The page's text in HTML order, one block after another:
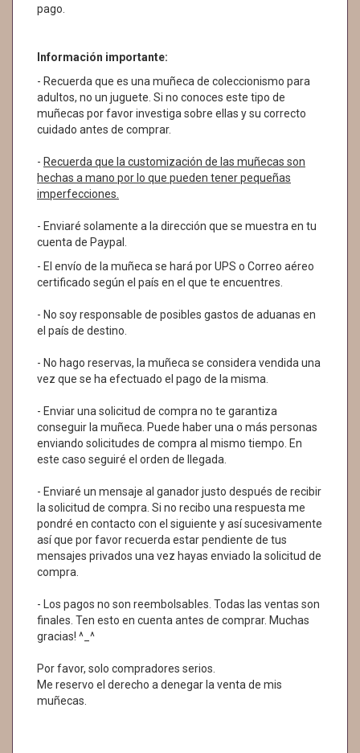
pago.
Información importante:
- Recuerda que es una muñeca de coleccionismo para
adultos, no un juguete. Si no conoces este tipo de
muñecas por favor investiga sobre ellas y su correcto
cuidado antes de comprar.
- Recuerda que la customización de las muñecas son
hechas a mano por lo que pueden tener pequeñas
imperfecciones.
- Enviaré solamente a la dirección que se muestra en tu
cuenta de Paypal.
- El envío de la muñeca se hará por UPS o Correo aéreo
certificado según el país en el que te encuentres.
- No soy responsable de posibles gastos de aduanas en
el país de destino.
- No hago reservas, la muñeca se considera vendida una
vez que se ha efectuado el pago de la misma.
- Enviar una solicitud de compra no te garantiza
conseguir la muñeca. Puede haber una o más personas
enviando solicitudes de compra al mismo tiempo. En
este caso seguiré el orden de llegada.
- Enviaré un mensaje al ganador justo después de recibir
la solicitud de compra. Si no recibo una respuesta me
pondré en contacto con el siguiente y así sucesivamente
así que por favor recuerda estar pendiente de tus
mensajes privados una vez hayas enviado la solicitud de
compra.
- Los pagos no son reembolsables. Todas las ventas son
finales. Ten esto en cuenta antes de comprar. Muchas
gracias! ^_^
Por favor, solo compradores serios.
Me reservo el derecho a denegar la venta de mis
muñecas.